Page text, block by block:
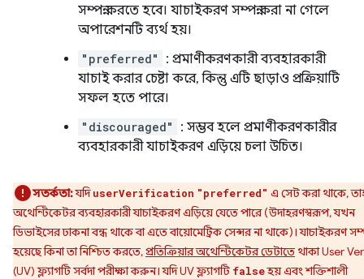
সম্পন্ন করতে হবে। যাচাইকরণ সম্পন্ন করা না গেলে
অপারেশনটি ব্যর্থ হয়।
"preferred"
: প্রমাণীকরণকারী ব্যবহারকারী
যাচাই করার চেষ্টা করে, কিন্তু এটি ছাড়াও প্রক্রিয়াটি
সফল হতে পারে।
"discouraged"
: সম্ভব হলে প্রমাণীকরণকারীর
ব্যবহারকারী যাচাইকরণ এড়িয়ে চলা উচিত।
সতর্কতা:যদিuserVerification "preferred" এ সেট করা থাকে,
অথেন্টিকেটর ব্যবহারকারী যাচাইকরণ এড়িয়ে যেতে পারে (উদাহরণস্বরূপ, যখন
ডিভাইসের ঢাকনা বন্ধ থাকে বা এতে বায়োমেট্রিক সেন্সর না থাকে)। যাচাইকরণ
হয়েছে কিনা তা নিশ্চিত করতে,প্রতিক্রিয়ার অথেন্টিকেটর ডেটাতে থাকা User
(UV) ফ্ল্যাগটি সর্বদা পরীক্ষা করুন। যদি UV ফ্ল্যাগটি falseহয় এবং শক্তিশালী